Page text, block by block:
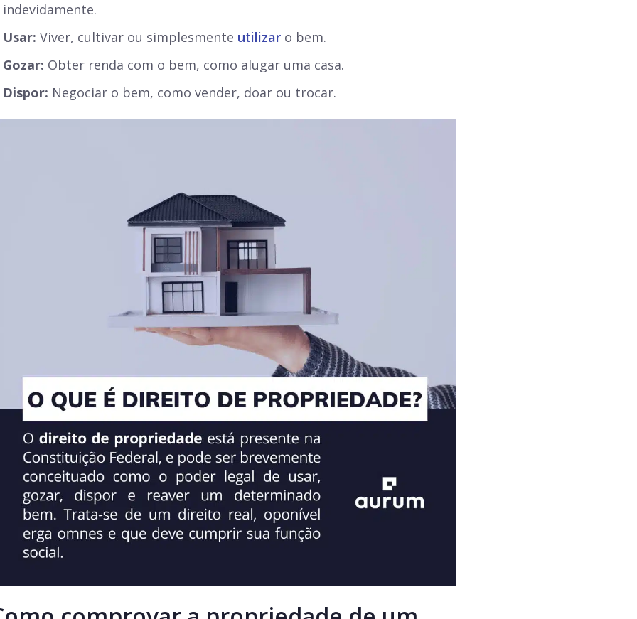
indevidamente.
Usar: Viver, cultivar ou simplesmente utilizar o bem.
Gozar: Obter renda com o bem, como alugar uma casa.
Dispor: Negociar o bem, como vender, doar ou trocar.